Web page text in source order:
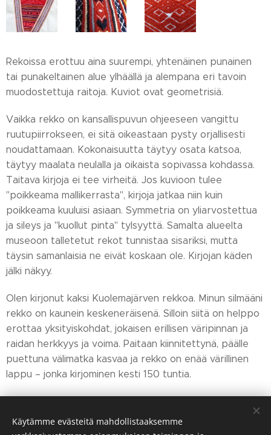
Rekoissa erottuu aina suurempi, yhtenäinen punainen
tai punakeltainen alue ylhäällä ja alempana eri tavoin
muodostettuja raitoja. Kuviot ovat geometrisiä.
Vaikka rekko on kansallispuvun ohjeeseen vangittu
ruutupiirrokseen, ei sitä oikeastaan pysty orjallisesti
noudattamaan. Kokonaisuutta täytyy osata katsoa,
täytyy maalata neulalla ja oikaista sopivassa kohdassa.
Taitava kirjoja ei tee virheitä. Jos kuvioon tulee
"poikkeama mallikerrasta", kirjoja jatkaa niin kuin
poikkeama kuuluisi asiaan. Symmetria on yliarvostettua
ja sileys ja "kuollut pinta" tylsyyttä. Samalta alueelta
museoon talletetut rekot tunnistaa sisariksi, mutta
täysin samanlaisia ne eivät koskaan ole. Kirjojan käden
jälki näkyy.
Olen kirjonut kaksi Kuolemajärven rekkoa. Minun silmääni
rekko on kaunein keskeneräisenä. Silloin siitä on helppo
erottaa yksityiskohdat, jokaisen erillisen väripinnan ja
raidan herkkyys ja voima. Paitaan kiinnitettynä, päälle
puettuna välimatka kasvaa ja rekko on enää värillinen
lappu – jonka kirjominen kesti 150 tuntia.
Käytämme evästeitä mahdollistaaksemme